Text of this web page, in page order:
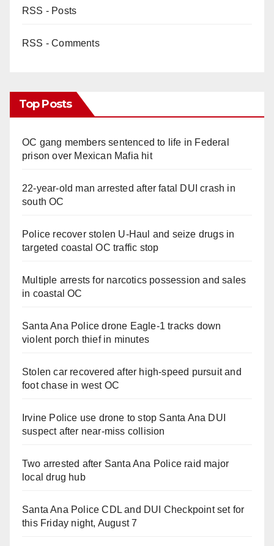
RSS - Posts
RSS - Comments
Top Posts
OC gang members sentenced to life in Federal
prison over Mexican Mafia hit
22-year-old man arrested after fatal DUI crash in
south OC
Police recover stolen U-Haul and seize drugs in
targeted coastal OC traffic stop
Multiple arrests for narcotics possession and sales
in coastal OC
Santa Ana Police drone Eagle-1 tracks down
violent porch thief in minutes
Stolen car recovered after high-speed pursuit and
foot chase in west OC
Irvine Police use drone to stop Santa Ana DUI
suspect after near-miss collision
Two arrested after Santa Ana Police raid major
local drug hub
Santa Ana Police CDL and DUI Checkpoint set for
this Friday night, August 7